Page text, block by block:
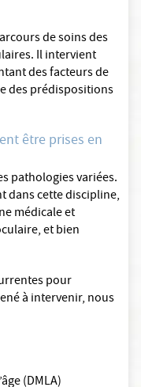
de soins des
Il intervient
des facteurs de
des prédispositions
être prises en
pathologies variées.
dans cette discipline,
médicale et
et bien
pour
à intervenir, nous
(DMLA)